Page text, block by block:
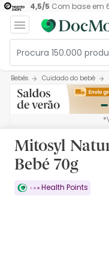
4,5/5 Com base em
Bebés Cuidado do bebé
Mitosyl
Bebé 70g
Health Points